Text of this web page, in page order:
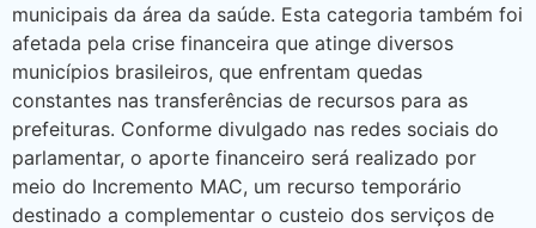
municipais da área da saúde. Esta categoria também foi
afetada pela crise financeira que atinge diversos
municípios brasileiros, que enfrentam quedas
constantes nas transferências de recursos para as
prefeituras. Conforme divulgado nas redes sociais do
parlamentar, o aporte financeiro será realizado por
meio do Incremento MAC, um recurso temporário
destinado a complementar o custeio dos serviços de